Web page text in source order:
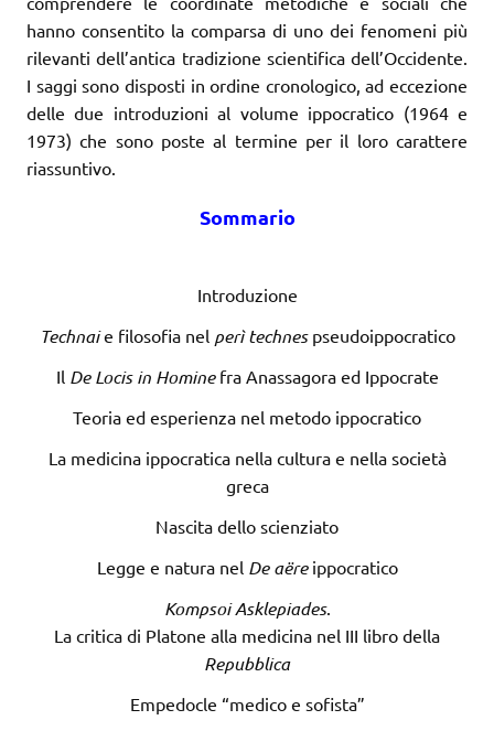
hanno consentito la comparsa di uno dei fenomeni più
rilevanti dell’antica tradizione scientifica dell’Occidente.
I saggi sono disposti in ordine cronologico, ad eccezione
delle due introduzioni al volume ippocratico (1964 e
1973) che sono poste al termine per il loro carattere
riassuntivo.
Sommario
Introduzione
Technaie filosofia nel perì technespseudoippocratico
Il De Locis in Hominefra Anassagora ed Ippocrate
Teoria ed esperienza nel metodo ippocratico
La medicina ippocratica nella cultura e nella società
greca
Nascita dello scienziato
Legge e natura nel De aëreippocratico
Kompsoi Asklepiades.
La critica di Platone alla medicina nel III libro della
Repubblica
Empedocle “medico e sofista”